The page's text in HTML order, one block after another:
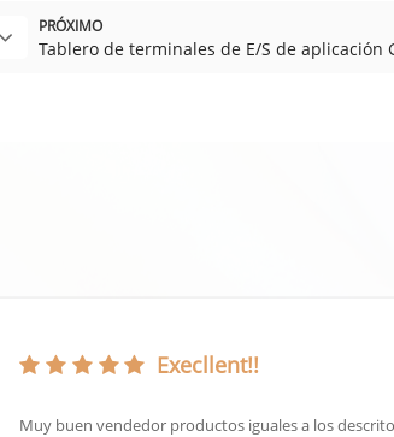
PRÓXIMO
Tablero de terminales de E/S de aplicación
Execllent!!
Muy buen vendedor productos iguales a los